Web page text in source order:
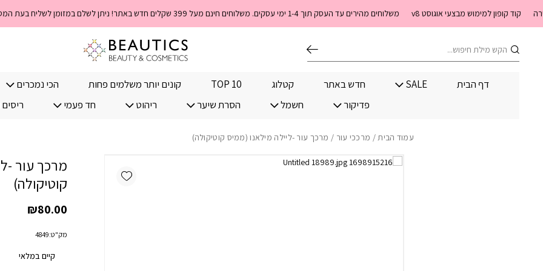
קוד קופון למימוש מבצעי אוגוסט v8 משלוחים מהירים עד העסק תוך 1-4 ימי עסקים. משלוחים חינם מעל 399 שקלים חדש באתר! ניתן לשלם במזומן לשליח בעת המסירה
חיפוש
דף הבית SALE חדש באתר קטלוג TOP 10 קונים יותר משלמים פחות הכי נמכרים
פדיקור
חשמל הסרת שיער ריהוט חד פעמי
עמוד הבית / מרככי עור / מרכך עור -ליילה מילאנו (ממיס קוטיקולה)
מרכך עור -
קוטיקולה)
₪80.00
מק"ט:4849
קיים במלאי
Add wishlist